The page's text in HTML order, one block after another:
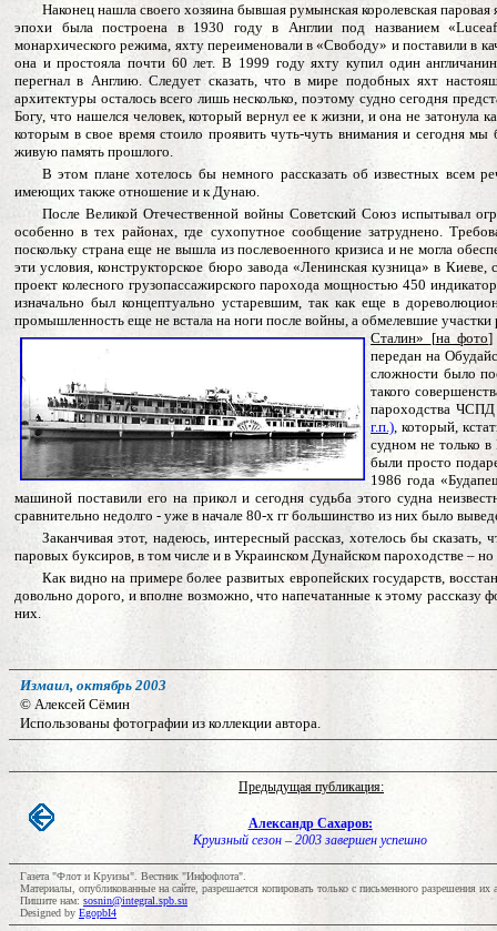
Наконец нашла своего хозяина бывшая румынская королевская паровая
эпохи была построена в 1930 году в Англии под названием «
монархического режима, яхту переименовали в «Свободу» и поставили в
она и простояла почти 60 лет. В 1999 году яхту купил один
перегнал в Англию. Следует сказать, что в мире подобных яхт
архитектуры осталось всего лишь несколько, поэтому судно сегодня
Богу, что нашелся человек, который вернул ее к жизни, и она не затонула
которым в свое время стоило проявить чуть-чуть внимания и сегодня
живую память прошлого.
В этом плане хотелось бы немного рассказать об известных всем
имеющих также отношение и к Дунаю.
После Великой Отечественной войны Советский Союз испытывал
особенно в тех районах, где сухопутное сообщение затруднено.
поскольку страна еще не вышла из послевоенного кризиса и не могла
эти условия, конструкторское бюро завода «Ленинская кузница» в
проект колесного грузопассажирского парохода мощностью 450
изначально был концептуально устаревшим, так как еще в
промышленность еще не встала на ноги после войны, а обмелевшие
Сталин» [на фото]
передан на
сложности было
такого
пароходства
г.п.), который,
судном не только
были просто
1986 года
машиной поставили его на прикол и сегодня судьба этого судна
сравнительно недолго - уже в начале 80-х гг большинство из них было
Заканчивая этот, надеюсь, интересный рассказ, хотелось бы
паровых буксиров, в том числе и в Украинском Дунайском пароходстве –
Как видно на примере более развитых европейских государств,
довольно дорого, и вполне возможно, что напечатанные к этому
них.
Измаил, октябрь 2003
© Алексей Сёмин
Использованы фотографии из коллекции автора.
Предыдущая публикация:
Александр Сахаров:
Круизный сезон – 2003 завершен успешно
Газета "Флот и Круизы". Вестник "Инфофлота".
Материалы, опубликованные на сайте, разрешается копировать только с письменного разрешения их
Пишите нам: sosnin@integral.spb.su
Designed by EgopbI4